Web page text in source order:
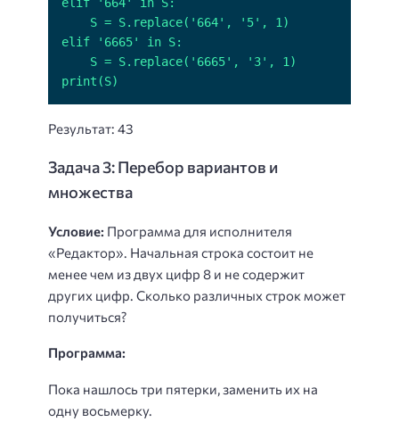
print(S)
Результат: 43
Задача 3: Перебор вариантов и
множества
Условие: Программа для исполнителя
«Редактор». Начальная строка состоит не
менее чем из двух цифр 8 и не содержит
других цифр. Сколько различных строк может
получиться?
Программа:
Пока нашлось три пятерки, заменить их на
одну восьмерку.